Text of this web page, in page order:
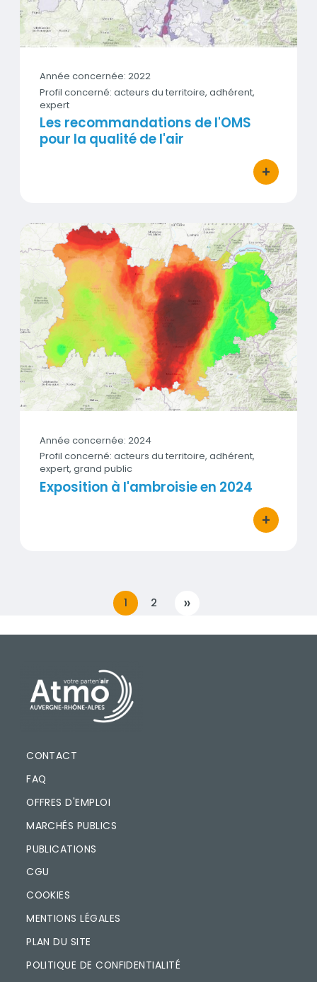
Année concernée: 2022
Profil concerné: acteurs du territoire, adhérent,
expert
Les recommandations de l'OMS
pour la qualité de l'air
+
bouton
Exposition à l'ambroisie en 2024
Vignette
Année concernée: 2024
Profil concerné: acteurs du territoire, adhérent,
expert, grand public
Exposition à l'ambroisie en 2024
+
bouton
1 2 SUIVANTE
»
PIED DE PAGE
CONTACT
FAQ
OFFRES D'EMPLOI
MARCHÉS PUBLICS
PUBLICATIONS
CGU
COOKIES
MENTIONS LÉGALES
PLAN DU SITE
POLITIQUE DE CONFIDENTIALITÉ